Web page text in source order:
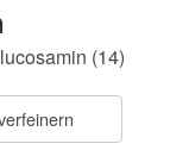
(14)